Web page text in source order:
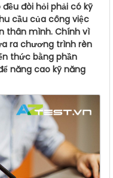
đòi hỏi phải có kỹ
cầu của công việc
thân mình. Chính vì
ra chương trình rèn
thức bằng phần
năng cao kỹ năng